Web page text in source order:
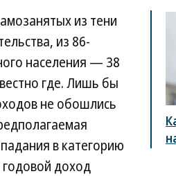
из тени
из 86-
населения — 38
где. Лишь бы
не обошлись
в категорию
доход